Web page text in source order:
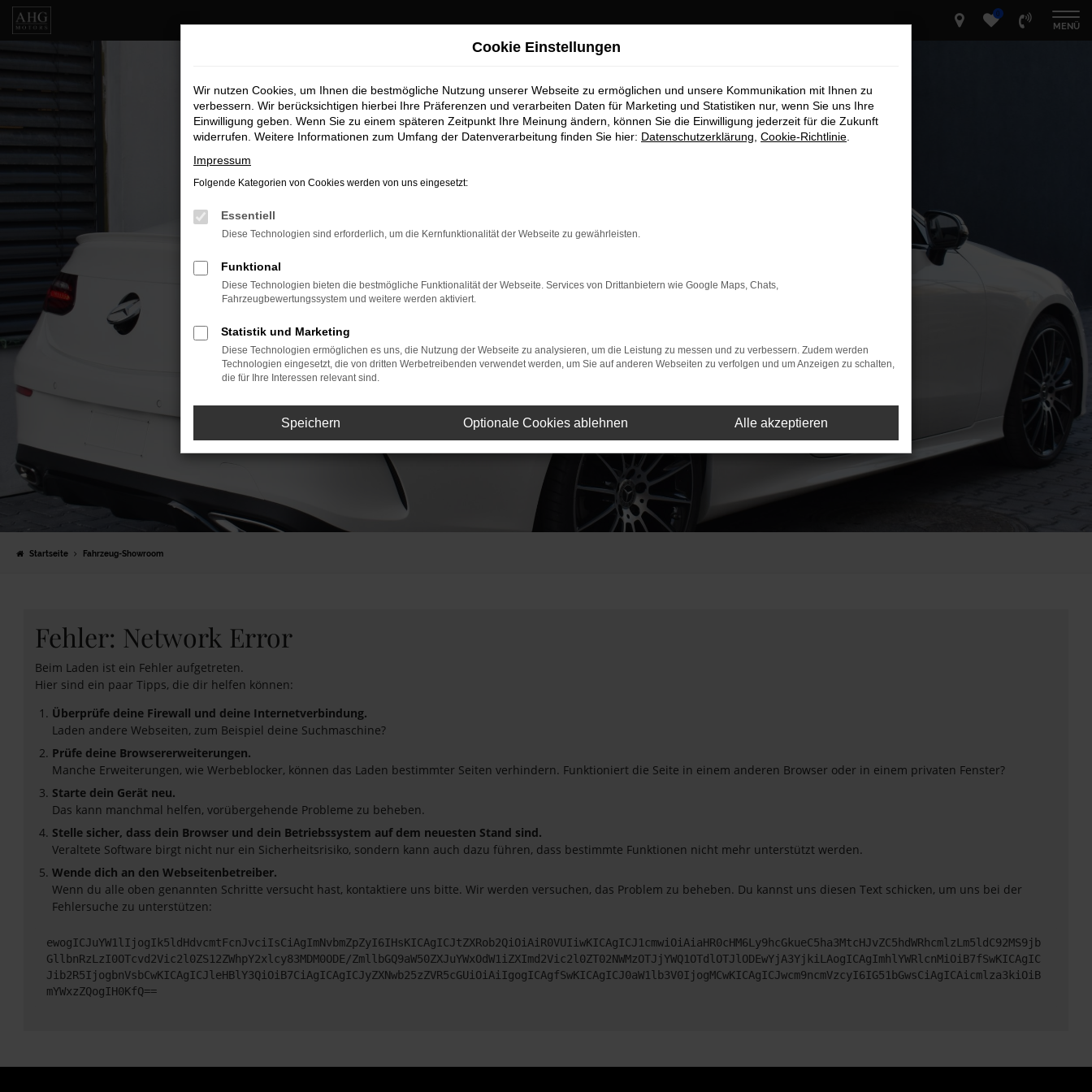
Zum
Hauptinhalt
0
MENÜ
Startseite Fahrzeug-Showroom
Fehler: Network Error
Beim Laden ist ein Fehler aufgetreten.
Hier sind ein paar Tipps, die dir helfen können:
Überprüfe deine Firewall und deine Internetverbindung.
Laden andere Webseiten, zum Beispiel deine Suchmaschine?
Prüfe deine Browsererweiterungen.
Manche Erweiterungen, wie Werbeblocker, können das Laden bestimmter Seiten verhindern. Funktioniert die Seite in einem anderen Browser oder in einem privaten Fenster?
Starte dein Gerät neu.
Das kann manchmal helfen, vorübergehende Probleme zu beheben.
Stelle sicher, dass dein Browser und dein Betriebssystem auf dem neuesten Stand sind.
Veraltete Software birgt nicht nur ein Sicherheitsrisiko, sondern kann auch dazu führen, dass bestimmte Funktionen nicht mehr unterstützt werden.
Wende dich an den Webseitenbetreiber.
Wenn du alle oben genannten Schritte versucht hast, kontaktiere uns bitte. Wir werden versuchen, das Problem zu beheben. Du kannst uns diesen Text schicken, um uns bei der
Fehlersuche zu unterstützen:
ewogICJuYW1lIjogIk5ldHdvcmtFcnJvciIsCiAgImNvbmZpZyI6IHsKICAgICJtZXRob2QiOiAiR0VUIiwKICAgICJ1cmwiOiAiaHR0cHM6Ly9hcGkueC5ha3MtcHJvZC5hdWRhcmlzLm5ldC92MS9jb
GllbnRzLzI0OTcvd2Vic2l0ZS12ZWhpY2xlcy83MDM0ODE/ZmllbGQ9aW50ZXJuYWxOdW1iZXImd2Vic2l0ZT02NWMzOTJjYWQ1OTdlOTJlODEwYjA3YjkiLAogICAgImhlYWRlcnMiOiB7fSwKICAgIC
Jib2R5IjogbnVsbCwKICAgICJleHBlY3QiOiB7CiAgICAgICJyZXNwb25zZVR5cGUiOiAiIgogICAgfSwKICAgICJ0aW1lb3V0IjogMCwKICAgICJwcm9ncmVzcyI6IG51bGwsCiAgICAicmlza3kiOiB
mYWxzZQogIH0KfQ==
Cookie Einstellungen
Wir nutzen Cookies, um Ihnen die bestmögliche Nutzung unserer Webseite zu ermöglichen und unsere Kommunikation mit Ihnen zu
verbessern. Wir berücksichtigen hierbei Ihre Präferenzen und verarbeiten Daten für Marketing und Statistiken nur, wenn Sie uns Ihre
Einwilligung geben. Wenn Sie zu einem späteren Zeitpunkt Ihre Meinung ändern, können Sie die Einwilligung jederzeit für die Zukunft
widerrufen. Weitere Informationen zum Umfang der Datenverarbeitung finden Sie hier: Datenschutzerklärung Cookie-Richtlinie
Impressum
Folgende Kategorien von Cookies werden von uns eingesetzt:
Essentiell
Diese Technologien sind erforderlich, um die Kernfunktionalität der Webseite zu gewährleisten.
Funktional
Diese Technologien bieten die bestmögliche Funktionalität der Webseite. Services von Drittanbietern wie Google Maps, Chats,
Fahrzeugbewertungssystem und weitere werden aktiviert.
Statistik und Marketing
Diese Technologien ermöglichen es uns, die Nutzung der Webseite zu analysieren, um die Leistung zu messen und zu verbessern. Zudem werden
Technologien eingesetzt, die von dritten Werbetreibenden verwendet werden, um Sie auf anderen Webseiten zu verfolgen und um Anzeigen zu schalten,
die für Ihre Interessen relevant sind.
Speichern Optionale Cookies ablehnen Alle akzeptieren